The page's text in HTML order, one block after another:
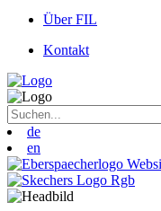
Über FIL
Kontakt
de
en